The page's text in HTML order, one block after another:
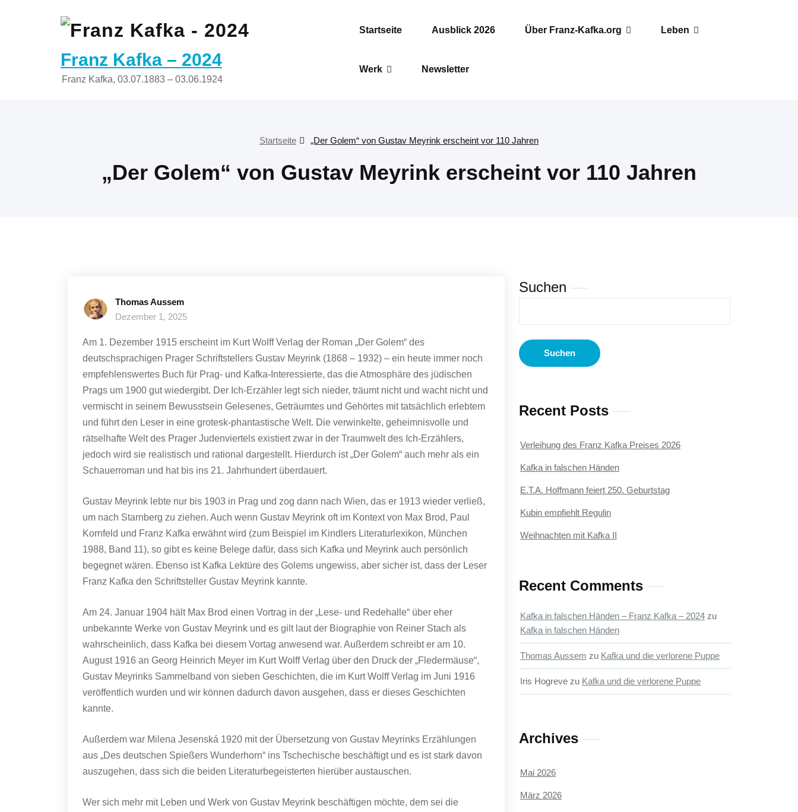
Franz Kafka – 2024
Franz Kafka, 03.07.1883 – 03.06.1924
Startseite Ausblick 2026 Über Franz-Kafka.org Leben
Werk Newsletter
Startseite „Der Golem“ von Gustav Meyrink erscheint vor 110 Jahren
„Der Golem“ von Gustav Meyrink erscheint vor 110 Jahren
Thomas Aussem
Dezember 1, 2025
Am 1. Dezember 1915 erscheint im Kurt Wolff Verlag der Roman „Der Golem“ des
deutschsprachigen Prager Schriftstellers Gustav Meyrink (1868 – 1932) – ein heute immer noch
empfehlenswertes Buch für Prag- und Kafka-Interessierte, das die Atmosphäre des jüdischen
Prags um 1900 gut wiedergibt. Der Ich-Erzähler legt sich nieder, träumt nicht und wacht nicht und
vermischt in seinem Bewusstsein Gelesenes, Geträumtes und Gehörtes mit tatsächlich erlebtem
und führt den Leser in eine grotesk-phantastische Welt. Die verwinkelte, geheimnisvolle und
rätselhafte Welt des Prager Judenviertels existiert zwar in der Traumwelt des Ich-Erzählers,
jedoch wird sie realistisch und rational dargestellt. Hierdurch ist „Der Golem“ auch mehr als ein
Schauerroman und hat bis ins 21. Jahrhundert überdauert.
Gustav Meyrink lebte nur bis 1903 in Prag und zog dann nach Wien, das er 1913 wieder verließ,
um nach Starnberg zu ziehen. Auch wenn Gustav Meyrink oft im Kontext von Max Brod, Paul
Kornfeld und Franz Kafka erwähnt wird (zum Beispiel im Kindlers Literaturlexikon, München
1988, Band 11), so gibt es keine Belege dafür, dass sich Kafka und Meyrink auch persönlich
begegnet wären. Ebenso ist Kafka Lektüre des Golems ungewiss, aber sicher ist, dass der Leser
Franz Kafka den Schriftsteller Gustav Meyrink kannte.
Am 24. Januar 1904 hält Max Brod einen Vortrag in der „Lese- und Redehalle“ über eher
unbekannte Werke von Gustav Meyrink und es gilt laut der Biographie von Reiner Stach als
wahrscheinlich, dass Kafka bei diesem Vortag anwesend war. Außerdem schreibt er am 10.
August 1916 an Georg Heinrich Meyer im Kurt Wolff Verlag über den Druck der „Fledermäuse“,
Gustav Meyrinks Sammelband von sieben Geschichten, die im Kurt Wolff Verlag im Juni 1916
veröffentlich wurden und wir können dadurch davon ausgehen, dass er dieses Geschichten
kannte.
Außerdem war Milena Jesenská 1920 mit der Übersetzung von Gustav Meyrinks Erzählungen
aus „Des deutschen Spießers Wunderhorn“ ins Tschechische beschäftigt und es ist stark davon
auszugehen, dass sich die beiden Literaturbegeisterten hierüber austauschen.
Wer sich mehr mit Leben und Werk von Gustav Meyrink beschäftigen möchte, dem sei die
Suchen
Suchen
Recent Posts
Verleihung des Franz Kafka Preises 2026
Kafka in falschen Händen
E.T.A. Hoffmann feiert 250. Geburtstag
Kubin empfiehlt Regulin
Weihnachten mit Kafka II
Recent Comments
Kafka in falschen Händen – Franz Kafka – 2024 zu
Kafka in falschen Händen
Thomas Aussem zu Kafka und die verlorene Puppe
Iris Hogreve zu Kafka und die verlorene Puppe
Archives
Mai 2026
März 2026